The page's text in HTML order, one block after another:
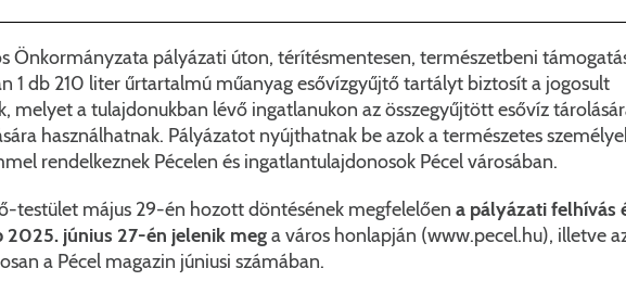
Komplex csapadékvíz-elvezetés korszerűsítése
Pécel Város Önkormányzata 250 000 000 Ft
Önkormányzata pályázati úton, térítésmentesen, természetbeni
1 db 210 liter űrtartalmú műanyag esővízgyűjtő tartályt biztosít a jogosult
melyet a tulajdonukban lévő ingatlanukon az összegyűjtött esővíz
használhatnak. Pályázatot nyújthatnak be azok a természetes
rendelkeznek Pécelen és ingatlantulajdonosok Pécel városában.
testület május 29-én hozott döntésének megfelelően a pályázati felhívás
2025. június 27-én jelenik mega város honlapján (www.pecel.hu), illetve
a Pécel magazin júniusi számában.